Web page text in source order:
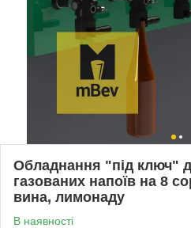
Обладнання "під ключ"
газованих напоїв на 8
вина, лимонаду
В наявності